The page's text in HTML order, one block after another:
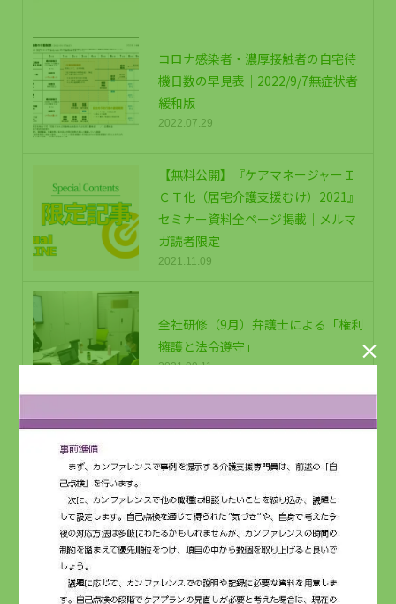
コロナ感染者・濃厚接触者の自宅待
機日数の早見表｜2022/9/7無症状者
緩和版
2022.07.29
【無料公開】『ケアマネージャーＩ
ＣＴ化（居宅介護支援むけ）2021』
セミナー資料全ページ掲載｜メルマ
ガ読者限定
2021.11.09
全社研修（9月）弁護士による「権利
擁護と法令遵守」
2021.09.11
ハラスメントへの対応』セミナー資
2022.09.09
【無料公開】介護運営研修『訪問介
護はＩＣＴ効率化と次代のニーズ対
応へ』セミナー資料全ページ掲載｜
